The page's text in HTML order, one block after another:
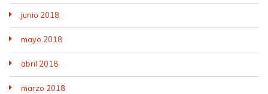
junio 2018
mayo 2018
abril 2018
marzo 2018